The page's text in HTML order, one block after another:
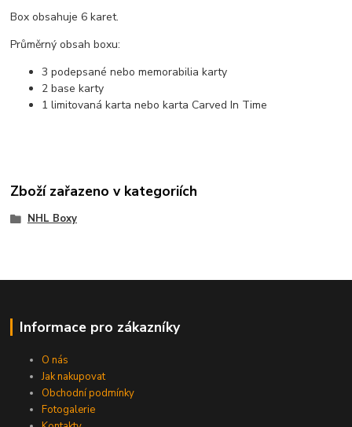
Box obsahuje 6 karet.
Průměrný obsah boxu:
3 podepsané nebo memorabilia karty
2 base karty
1 limitovaná karta nebo karta Carved In Time
Zboží zařazeno v kategoriích
NHL Boxy
Informace pro zákazníky
O nás
Jak nakupovat
Obchodní podmínky
Fotogalerie